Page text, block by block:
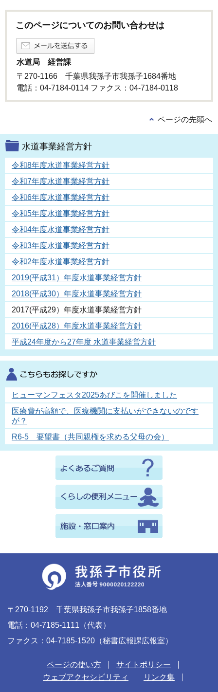
このページについてのお問い合わせは
水道局 経営課
〒270-1166 千葉県我孫子市我孫子1684番地
電話：04-7184-0114 ファクス：04-7184-0118
ページの先頭へ
水道事業経営方針
令和8年度水道事業経営方針
令和7年度水道事業経営方針
令和6年度水道事業経営方針
令和5年度水道事業経営方針
令和4年度水道事業経営方針
令和3年度水道事業経営方針
令和2年度水道事業経営方針
2019(平成31）年度水道事業経営方針
2018(平成30）年度水道事業経営方針
2017(平成29）年度水道事業経営方針
2016(平成28）年度水道事業経営方針
平成24年度から27年度 水道事業経営方針
ヒューマンフェスタ2025あびこを開催しました
医療費が高額で、医療機関に支払いができないのです
が？
R6-5 要望書（共同親権を求める父母の会）
〒270-1192 千葉県我孫子市我孫子1858番地
電話：04-7185-1111（代表）
ファクス：04-7185-1520（秘書広報課広報室）
ページの使い方
サイトポリシー
ウェブアクセシビリティ
リンク集